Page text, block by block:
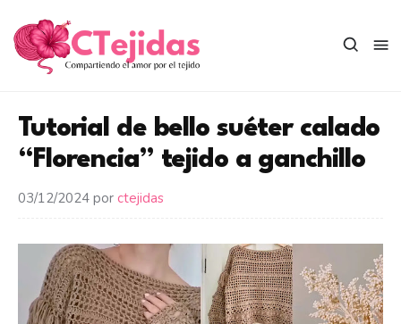
contenido
Tutorial de bello suéter calado
“Florencia” tejido a ganchillo
03/12/2024 por ctejidas